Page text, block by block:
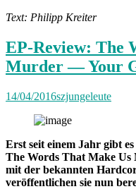
Text: Philipp Kreiter
EP-Review: The
Murder — Your
14/04/2016szjungeleute
Erst seit einem Jahr gibt
The Words That Make
mit der bekannten
veröffentlichen sie nun